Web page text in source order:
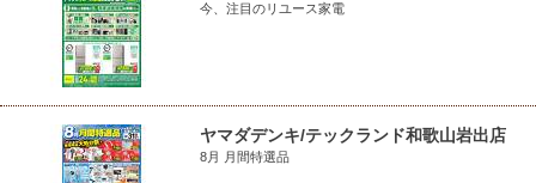
今、注目のリユース家電
ヤマダデンキ/テックランド和歌山岩出店
8月 月間特選品